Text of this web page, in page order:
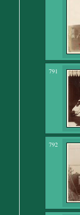
791
792